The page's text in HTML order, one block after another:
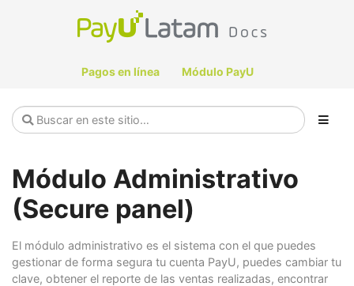
Pagos en línea Módulo PayU
Módulo Administrativo
(Secure panel)
El módulo administrativo es el sistema con el que puedes
gestionar de forma segura tu cuenta PayU, puedes cambiar tu
clave, obtener el reporte de las ventas realizadas, encontrar